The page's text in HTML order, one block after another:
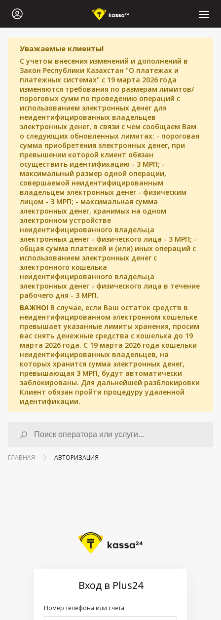
Уважаемые клиенты!
С учетом внесения изменений и дополнений в
Закон Республики Казахстан "О платежах и
платежных системах" с 19 марта 2026 года
изменяются требования по размерам лимитов/
пороговых сумм по проведению операций с
использованием электронных денег для
неидентифицированных владельцев
электронных денег, в связи с чем сообщаем Вам
о следующих обновленных лимитах: - пороговая
сумма приобретения электронных денег, при
превышении которой клиент обязан
осуществить идентификацию - 3 МРП; -
максимальный размер одной операции,
совершаемой неидентифицированным
владельцем электронных денег - физическим
лицом - 3 МРП; - максимальная сумма
электронных денег, хранимых на одном
электронном устройстве
неидентифицированного владельца
электронных денег - физического лица - 3 МРП; -
общая сумма платежей и (или) иных операций с
использованием электронных денег с
электронного кошелька
неидентифицированного владельца
электронных денег - физического лица в течение
рабочего дня - 3 МРП.
ВАЖНО! В случае, если Ваш остаток средств в
неидентифицированном электронном кошельке
превышает указанные лимиты хранения, просим
вас снять денежные средства с кошелька до 19
марта 2026 года. С 19 марта 2026 года кошельки
неидентифицированных владельцев, на
которых хранится сумма электронных денег,
превышающая 3 МРП, будут автоматически
заблокированы. Для дальнейшей разблокировки
Клиент обязан пройти процедуру удаленной
идентификации.
ГЛАВНАЯ АВТОРИЗАЦИЯ
Вход в Plus24
Номер телефона или счета